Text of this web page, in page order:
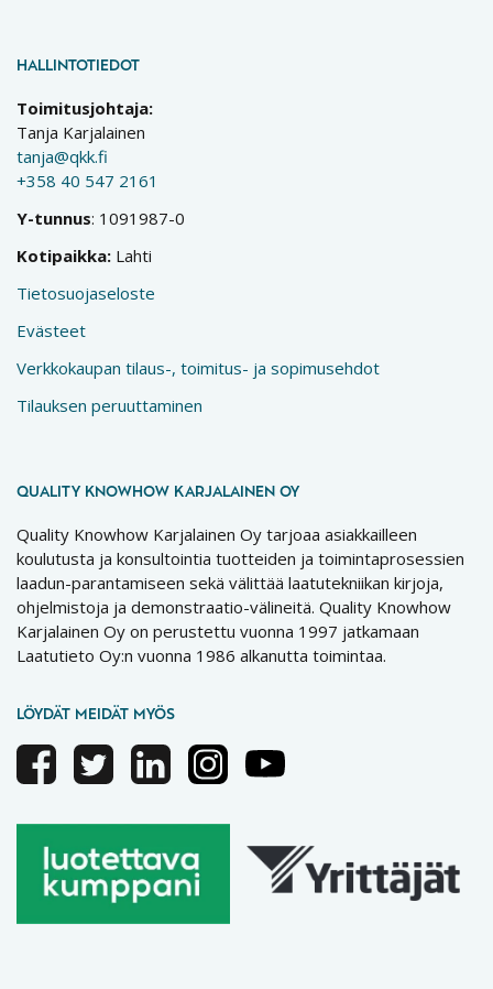
HALLINTOTIEDOT
Toimitusjohtaja:
Tanja Karjalainen
tanja@qkk.fi
+358 40 547 2161
Y-tunnus: 1091987-0
Kotipaikka: Lahti
Tietosuojaseloste
Evästeet
Verkkokaupan tilaus-, toimitus- ja sopimusehdot
Tilauksen peruuttaminen
QUALITY KNOWHOW KARJALAINEN OY
Quality Knowhow Karjalainen Oy tarjoaa asiakkailleen
koulutusta ja konsultointia tuotteiden ja toimintaprosessien
laadun-parantamiseen sekä välittää laatutekniikan kirjoja,
ohjelmistoja ja demonstraatio-välineitä. Quality Knowhow
Karjalainen Oy on perustettu vuonna 1997 jatkamaan
Laatutieto Oy:n vuonna 1986 alkanutta toimintaa.
LÖYDÄT MEIDÄT MYÖS
FacebookTwitterLinkedinInstagramYoutube